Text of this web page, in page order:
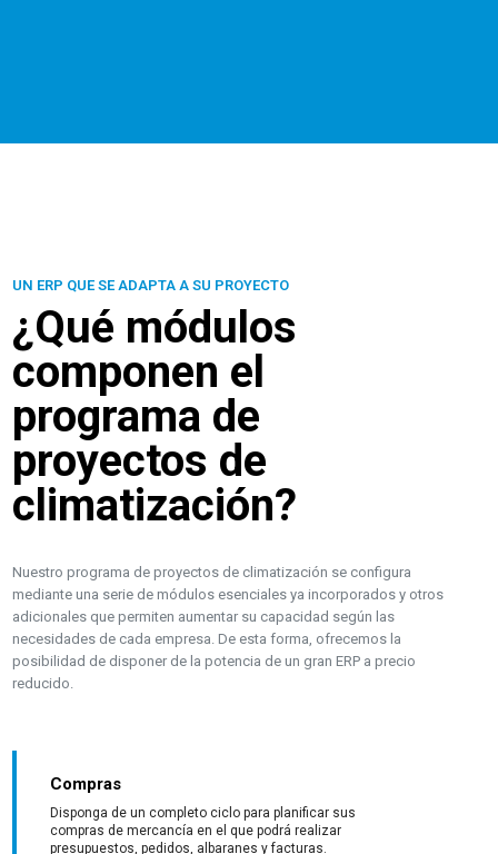
UN ERP QUE SE ADAPTA A SU PROYECTO
¿Qué módulos
componen el
programa de
proyectos de
climatización?
Nuestro programa de proyectos de climatización se configura
mediante una serie de módulos esenciales ya incorporados y otros
adicionales que permiten aumentar su capacidad según las
necesidades de cada empresa. De esta forma, ofrecemos la
posibilidad de disponer de la potencia de un gran ERP a precio
reducido.
Compras
Disponga de un completo ciclo para planificar sus
compras de mercancía en el que podrá realizar
presupuestos, pedidos, albaranes y facturas.